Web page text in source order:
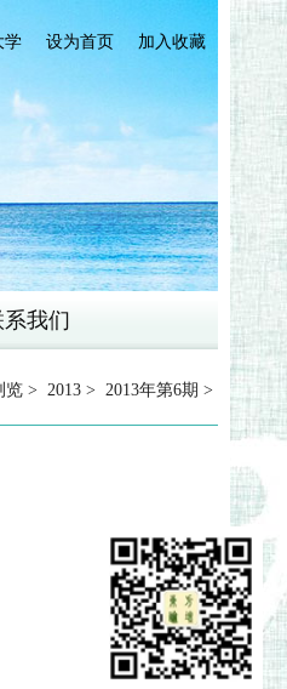
加入收藏
设为首页
学
系我们
览 > 2013 > 2013年第6期 >